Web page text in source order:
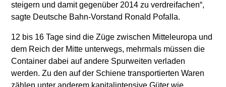
steigern und damit gegenüber 2014 zu verdreifachen“,
sagte Deutsche Bahn-Vorstand Ronald Pofalla.
12 bis 16 Tage sind die Züge zwischen Mitteleuropa und
dem Reich der Mitte unterwegs, mehrmals müssen die
Container dabei auf andere Spurweiten verladen
werden. Zu den auf der Schiene transportierten Waren
zählen unter anderem kapitalintensive Güter wie